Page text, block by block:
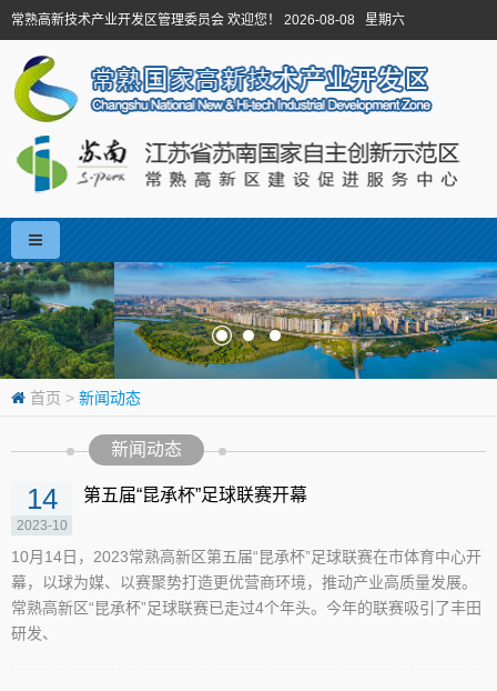
常熟高新技术产业开发区管理委员会 欢迎您！ 2026-08-08 星期六
首页 > 新闻动态
新闻动态
14
2023-10
第五届“昆承杯”足球联赛开幕
10月14日，2023常熟高新区第五届“昆承杯”足球联赛在市体育中心开
幕，以球为媒、以赛聚势打造更优营商环境，推动产业高质量发展。
常熟高新区“昆承杯”足球联赛已走过4个年头。今年的联赛吸引了丰田
研发、